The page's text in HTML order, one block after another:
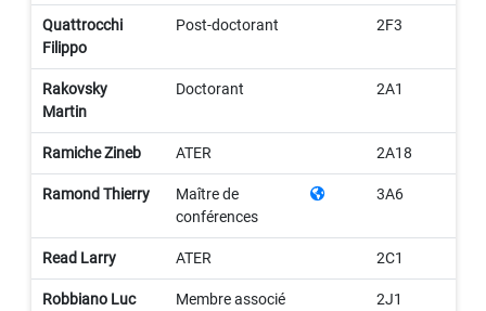
Quattrocchi
Filippo
Post-doctorant 2F3
Rakovsky
Martin
Doctorant 2A1
Ramiche Zineb ATER 2A18
Ramond Thierry
Maître de
conférences
3A6
Read Larry ATER 2C1
Robbiano Luc Membre associé 2J1